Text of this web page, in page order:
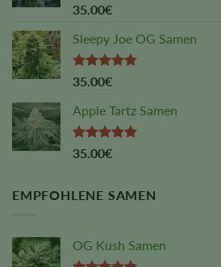
Rated
of 5
35.00€
Sleepy Joe OG Samen
Rated4.75
35.00€
Apple Tartz Samen
Rated5.00
35.00€
EMPFOHLENE SAMEN
OG Kush Samen